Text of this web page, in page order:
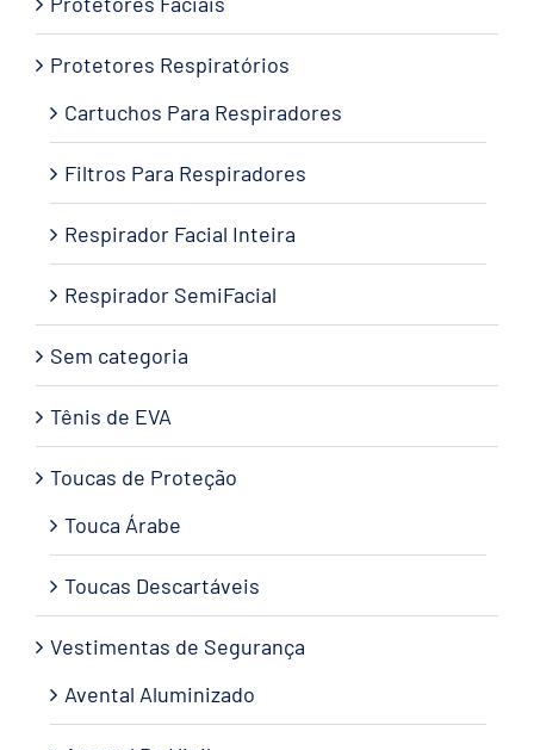
Protetores Respiratórios
Cartuchos Para Respiradores
Filtros Para Respiradores
Respirador Facial Inteira
Respirador SemiFacial
Sem categoria
Tênis de EVA
Toucas de Proteção
Touca Árabe
Toucas Descartáveis
Vestimentas de Segurança
Avental Aluminizado